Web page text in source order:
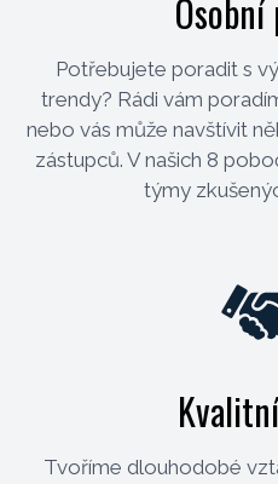
Potřebujete poradit s
trendy? Rádi vám
nebo vás může navštívit
zástupců. V našich 8
týmy
Tvoříme dlouhodobé